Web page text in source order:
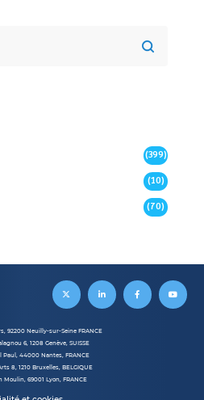
(399)
(10)
(70)
92200 Neuilly-sur-Seine FRANCE
6, 1208 Genève, SUISSE
44000 Nantes, FRANCE
8, 1210 Bruxelles, BELGIQUE
Moulin, 69001 Lyon, FRANCE